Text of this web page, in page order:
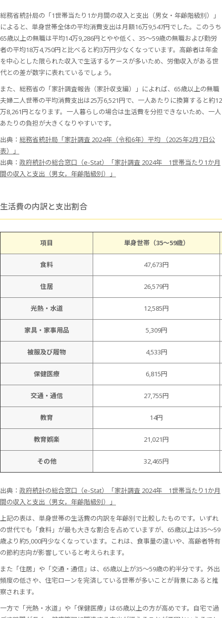
総務省統計局の「1世帯当たり1か月間の収入と支出（男女・年齢階級別）」
によると、単身世帯全体の平均消費支出は月額16万9,547円でした。このうち
65歳以上の無職は平均14万9,286円とやや低く、35～59歳の無職および勤労
者の平均18万4,750円と比べると約3万円少なくなっています。高齢者は年金
を中心とした限られた収入で生活するケースが多いため、労働収入がある世
代との差が数字に表れているでしょう。
また、総務省の「家計調査報告（家計収支編）」によれば、65歳以上の無職
夫婦二人世帯の平均消費支出は25万6,521円で、一人あたりに換算すると約12
万8,261円となります。一人暮らしの場合は生活費を分担できないため、一人
あたりの負担が大きくなりやすいです。
出典： 総務省統計局「家計調査 2024年（令和6年）平均 （2025年2月7日公
表）」
出典： 政府統計の総合窓口（e-Stat）「家計調査 2024年 1世帯当たり1か月
間の収入と支出（男女，年齢階級別）」
生活費の内訳と支出割合
項目 単身世帯（35～59歳）
食料 47,673円
住居 26,579円
光熱・水道 12,585円
家具・家事用品 5,309円
被服及び履物 4,533円
保健医療 6,815円
交通・通信 27,755円
教育 14円
教育娯楽 21,021円
その他 32,465円
出典： 政府統計の総合窓口（e-Stat）「家計調査 2024年 1世帯当たり1か月
間の収入と支出（男女，年齢階級別）」
上記の表は、単身世帯の生活費の内訳を年齢別で比較したものです。いずれ
の世代でも「食料」が最も大きな割合を占めていますが、65歳以上は35～59
歳より約5,000円少なくなっています。これは、食事量の違いや、高齢者特有
の節約志向が影響していると考えられます。
また「住居」や「交通・通信」は、65歳以上が35～59歳の約半分です。外出
頻度の低さや、住宅ローンを完済している世帯が多いことが背景にあると推
察されます。
一方で「光熱・水道」や「保健医療」は65歳以上の方が高めです。自宅で過